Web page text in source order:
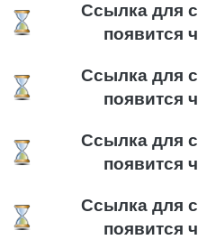
Ссылка для
появится
Ссылка для
появится
Ссылка для
появится
Ссылка для
появится